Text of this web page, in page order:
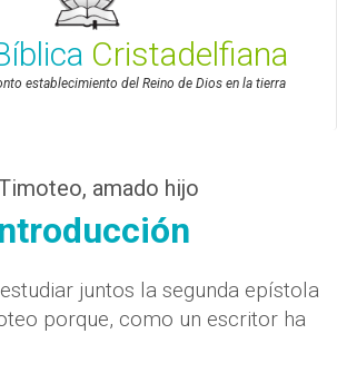
Cristadelfiana
establecimiento del Reino de Dios en la tierra
amado hijo
juntos la segunda epístola
porque, como un escritor ha